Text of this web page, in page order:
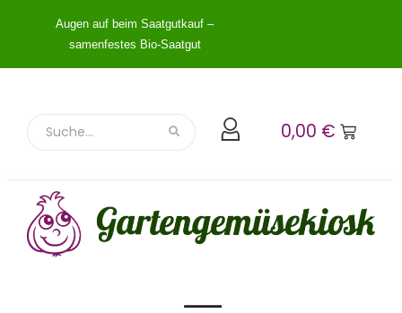
Augen auf beim Saatgutkauf –
samenfestes Bio-Saatgut
0,00 €